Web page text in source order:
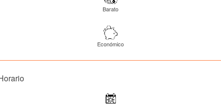
Barato
Económico